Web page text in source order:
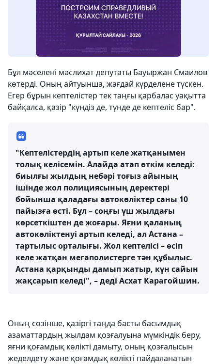
Бұл мәселені мәслихат депутаты Бауыржан Смаилов
көтерді. Оның айтуынша, жағдай күрделене түскен.
Егер бұрын кептелістер тек таңғы қарбалас уақытта
байқалса, қазір "күндіз де, түнде де кептеліс бар".
"Кептелістердің артып келе жатқанымен
толық келісемін. Алайда атап өткім келеді:
биылғы жылдың небәрі тоғыз айының
ішінде жол полициясының деректері
бойынша қаладағы автокөліктер саны 10
пайызға өсті. Бұл – соңғы үш жылдағы
көрсеткіштен де жоғары. Яғни қаланың
автокөліктенуі артып келеді, ал Астана –
тартылыс орталығы. Жол кептелісі – өсіп
келе жатқан мегаполистерге тән құбылыс.
Астана қарқынды дамып жатыр, күн сайын
жақсарып келеді", – деді Асхат Карагойшин.
Оның сөзінше, қазіргі таңда басты басымдық
азаматтардың жылдам қозғалуына мүмкіндік беру,
яғни қоғамдық көлікті дамыту, оның қозғалысын
жеделдету және қоғамдық көлікті пайдаланатын